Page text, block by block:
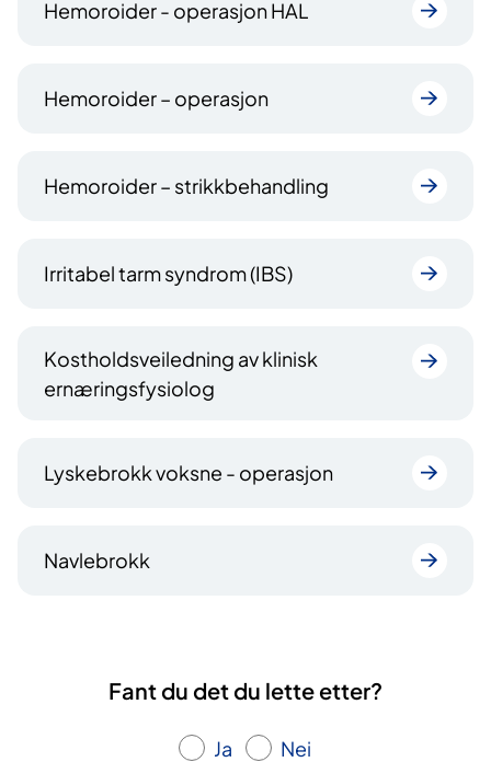
Hemoroider - operasjon HAL
Hemoroider – operasjon
Hemoroider – strikkbehandling
Irritabel tarm syndrom (IBS)
Kostholdsveiledning av klinisk
ernæringsfysiolog
Lyskebrokk voksne - operasjon
Navlebrokk
Fant du det du lette etter?
Ja Nei